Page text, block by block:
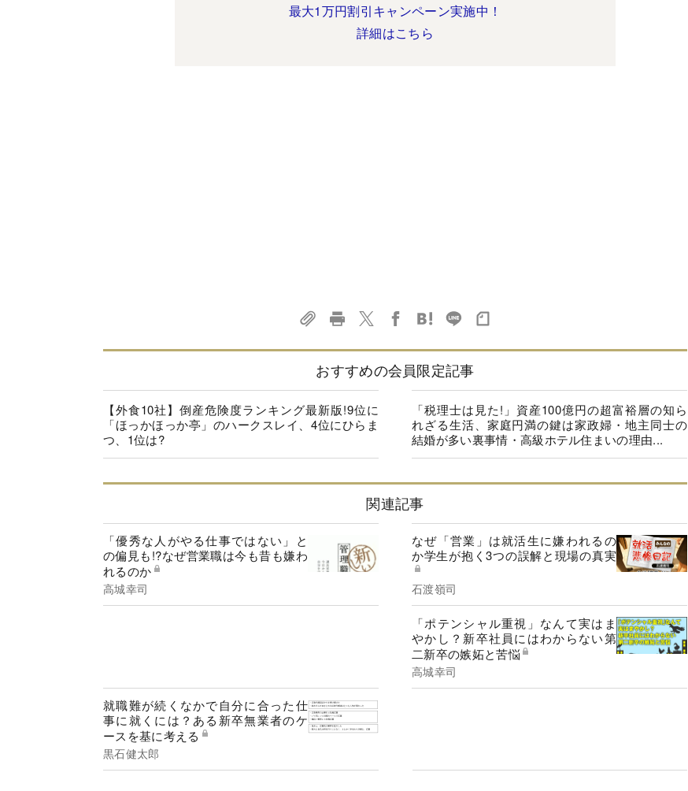
最大1万円割引キャンペーン実施中！
詳細はこちら
おすすめの会員限定記事
【外食10社】倒産危険度ランキング最新版!9位に
「ほっかほっか亭」のハークスレイ、4位にひらま
つ、1位は?
「税理士は見た!」資産100億円の超富裕層の知ら
れざる生活、家庭円満の鍵は家政婦・地主同士の
結婚が多い裏事情・高級ホテル住まいの理由...
関連記事
「優秀な人がやる仕事ではない」と
の偏見も!?なぜ営業職は今も昔も嫌わ
れるのか
高城幸司
なぜ「営業」は就活生に嫌われるの
か学生が抱く3つの誤解と現場の真実
石渡嶺司
「ポテンシャル重視」なんて実はま
やかし？新卒社員にはわからない第
二新卒の嫉妬と苦悩
高城幸司
就職難が続くなかで自分に合った仕
事に就くには？ある新卒無業者のケ
ースを基に考える
黒石健太郎